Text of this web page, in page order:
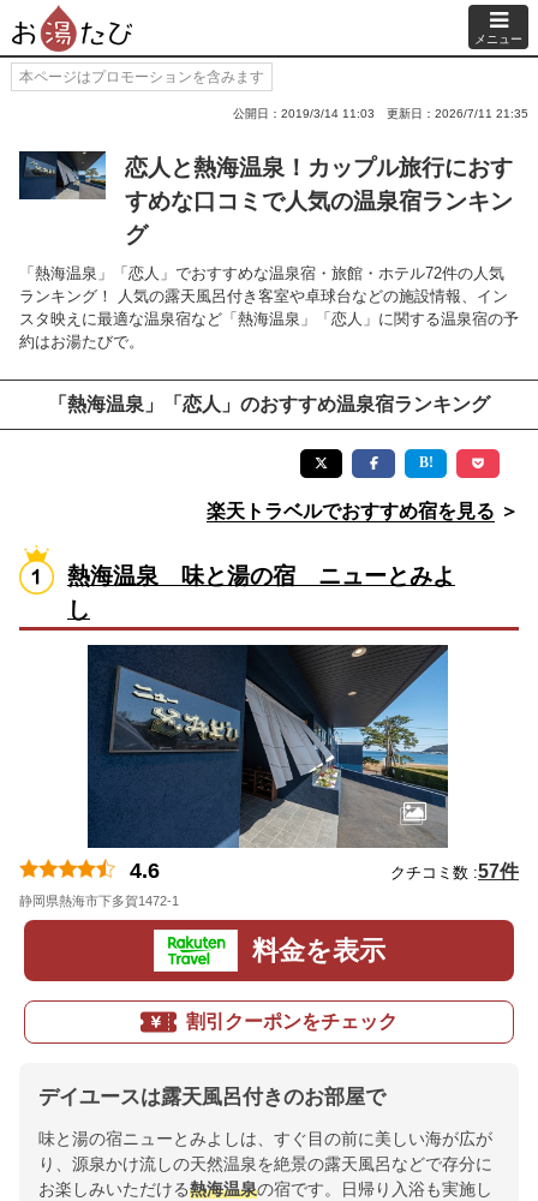
メニュー
本ページはプロモーションを含みます
公開日：2019/3/14 11:03 更新日：2026/7/11 21:35
恋人と熱海温泉！カップル旅行におす
すめな口コミで人気の温泉宿ランキン
グ
「熱海温泉」「恋人」でおすすめな温泉宿・旅館・ホテル72件の人気
ランキング！ 人気の露天風呂付き客室や卓球台などの施設情報、イン
スタ映えに最適な温泉宿など「熱海温泉」「恋人」に関する温泉宿の予
約はお湯たびで。
「熱海温泉」「恋人」のおすすめ温泉宿ランキング
楽天トラベルでおすすめ宿を見る ＞
熱海温泉 味と湯の宿 ニューとみよ
し
4.6 クチコミ数 :57件
静岡県熱海市下多賀1472-1
料金を表示
割引クーポンをチェック
デイユースは露天風呂付きのお部屋で
味と湯の宿ニューとみよしは、すぐ目の前に美しい海が広が
り、源泉かけ流しの天然温泉を絶景の露天風呂などで存分に
お楽しみいただける熱海温泉の宿です。日帰り入浴も実施し